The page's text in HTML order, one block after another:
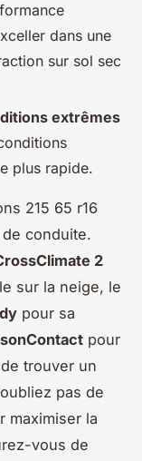
dans une
sur sol sec
extrêmes
plus rapide.
215 65 r16
conduite.
2
sur la neige, le
pour sa
pour
trouver un
pas de
maximiser la
vous de